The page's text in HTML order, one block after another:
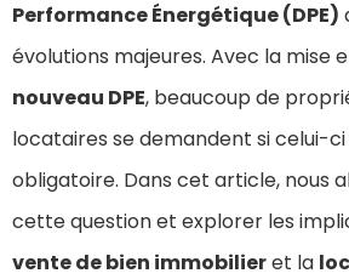
Performance Énergétique (DPE)
évolutions majeures. Avec la mise
nouveau DPE, beaucoup de
locataires se demandent si celui-
obligatoire. Dans cet article, nous
cette question et explorer les
vente de bien immobilieret la